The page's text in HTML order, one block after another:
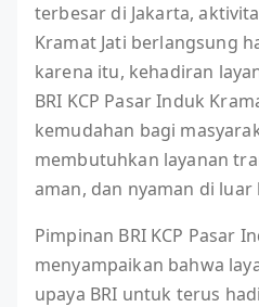
terbesar di Jakarta,
Kramat Jati berlangsung
karena itu, kehadiran
BRI KCP Pasar Induk
kemudahan bagi
membutuhkan layanan
aman, dan nyaman di luar
Pimpinan BRI KCP Pasar
menyampaikan bahwa
upaya BRI untuk terus